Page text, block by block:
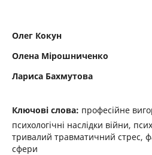
Олег Кокун
Олена Мірошниченко
Лариса Бахмутова
Ключові слова: професійне
психологічні наслідки війни,
тривалий травматичний стрес,
сфери